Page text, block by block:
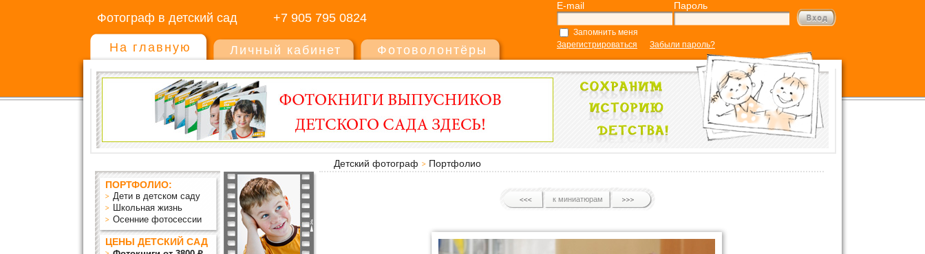
Фотограф в детский сад +7 905 795 0824
E-mail Пароль
Запомнить меня
Зарегистрироваться
Забыли пароль?
На главную Личный кабинет Фотоволонтёры
Детский фотограф
Портфолио
ПОРТФОЛИО:
Дети в детском саду
Школьная жизнь
Осенние фотосессии
ЦЕНЫ ДЕТСКИЙ САД
к миниатюрам